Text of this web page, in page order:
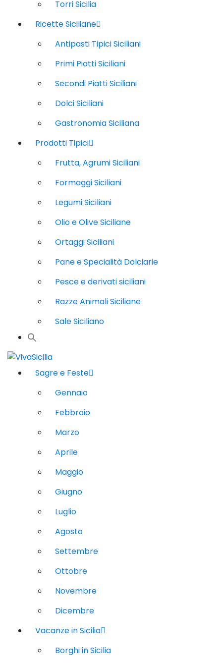
Torri Sicilia
Ricette Siciliane
Antipasti Tipici Siciliani
Primi Piatti Siciliani
Secondi Piatti Siciliani
Dolci Siciliani
Gastronomia Siciliana
Prodotti Tipici
Frutta, Agrumi Siciliani
Formaggi Siciliani
Legumi Siciliani
Olio e Olive Siciliane
Ortaggi Siciliani
Pane e Specialità Dolciarie
Pesce e derivati siciliani
Razze Animali Siciliane
Sale Siciliano
Sagre e Feste
Gennaio
Febbraio
Marzo
Aprile
Maggio
Giugno
Luglio
Agosto
Settembre
Ottobre
Novembre
Dicembre
Vacanze in Sicilia
Borghi in Sicilia